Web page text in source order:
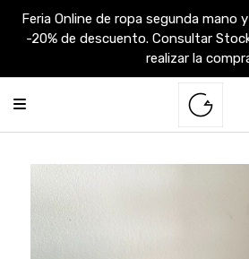
Feria Online de ropa segunda mano
-20% de descuento. Consultar
realizar la